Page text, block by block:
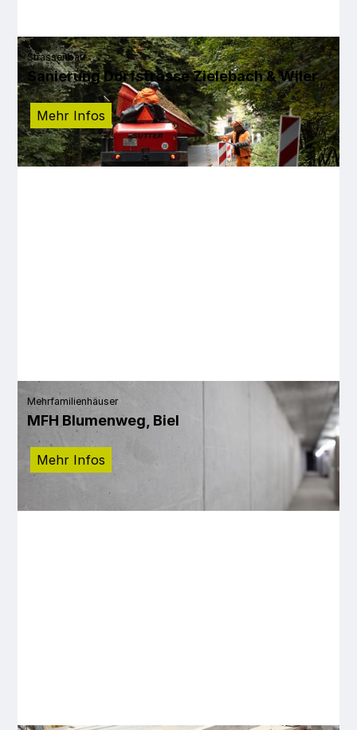
Strassenbau
Sanierung Dorfstrasse Zielebach & Wiler
Mehr Infos
Mehrfamilienhäuser
MFH Blumenweg, Biel
Mehr Infos